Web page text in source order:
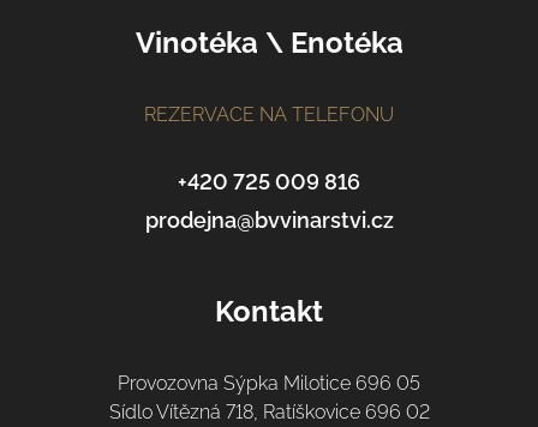
Vinotéka \ Enotéka
REZERVACE NA TELEFONU
+420 725 009 816
prodejna@bvvinarstvi.cz
Kontakt
Provozovna Sýpka Milotice 696 05
Sídlo Vítězná 718, Ratíškovice 696 02